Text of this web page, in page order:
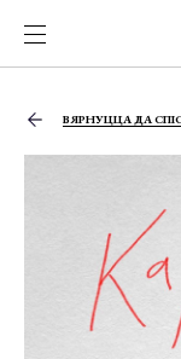
ВЯРНУЦЦА ДА